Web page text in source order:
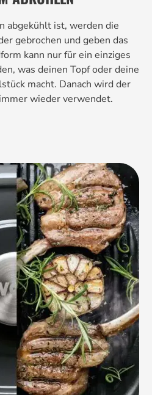
abgekühlt ist, werden die
gebrochen und geben das
kann nur für ein einziges
was deinen Topf oder deine
macht. Danach wird der
wieder verwendet.